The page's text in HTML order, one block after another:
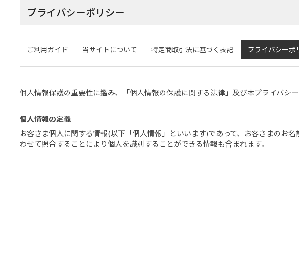
プライバシーポリシー
ご利用ガイド 当サイトについて 特定商取引法に基づく表記 プライバシーポ
個人情報保護の重要性に鑑み、「個人情報の保護に関する法律」及び本プライバシ
個人情報の定義
お客さま個人に関する情報(以下「個人情報」といいます)であって、お客さまのお
わせて照合することにより個人を識別することができる情報も含まれます。